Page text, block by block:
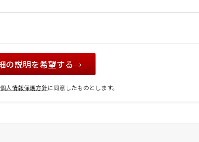
の説明を希望する
個人情報保護方針に同意したものとします。